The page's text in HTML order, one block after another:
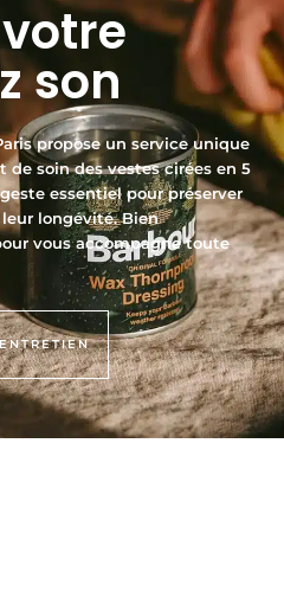
son
propose un service unique
soin des vestes cirées en 5
essentiel pour préserver
longévité. Bien
vous accompagne toute